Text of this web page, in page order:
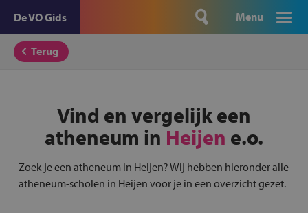
De VO Gids Menu
Terug
Vind en vergelijk een
atheneum in Heijen e.o.
Zoek je een atheneum in Heijen? Wij hebben hieronder alle
atheneum-scholen in Heijen voor je in een overzicht gezet.